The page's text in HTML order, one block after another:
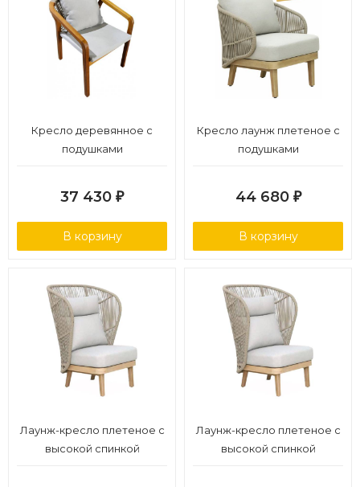
Кресло деревянное с
подушками
37 430 ₽
В корзину
Кресло лаунж плетеное с
подушками
44 680 ₽
В корзину
Лаунж-кресло плетеное с
высокой спинкой
Лаунж-кресло плетеное с
высокой спинкой